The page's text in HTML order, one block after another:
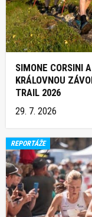
SIMONE CORSINI
KRÁLOVNOU
TRAIL 2026
29. 7. 2026
REPORTÁŽE